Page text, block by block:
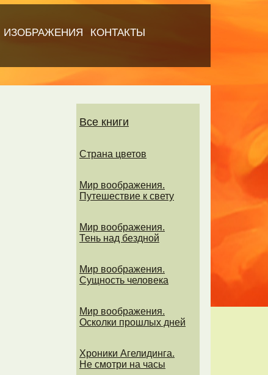
ИЗОБРАЖЕНИЯ КОНТАКТЫ
Все книги
Страна цветов
Мир воображения.
Путешествие к свету
Мир воображения.
Тень над бездной
Мир воображения.
Сущность человека
Мир воображения.
Осколки прошлых дней
Хроники Агелидинга.
Не смотри на часы